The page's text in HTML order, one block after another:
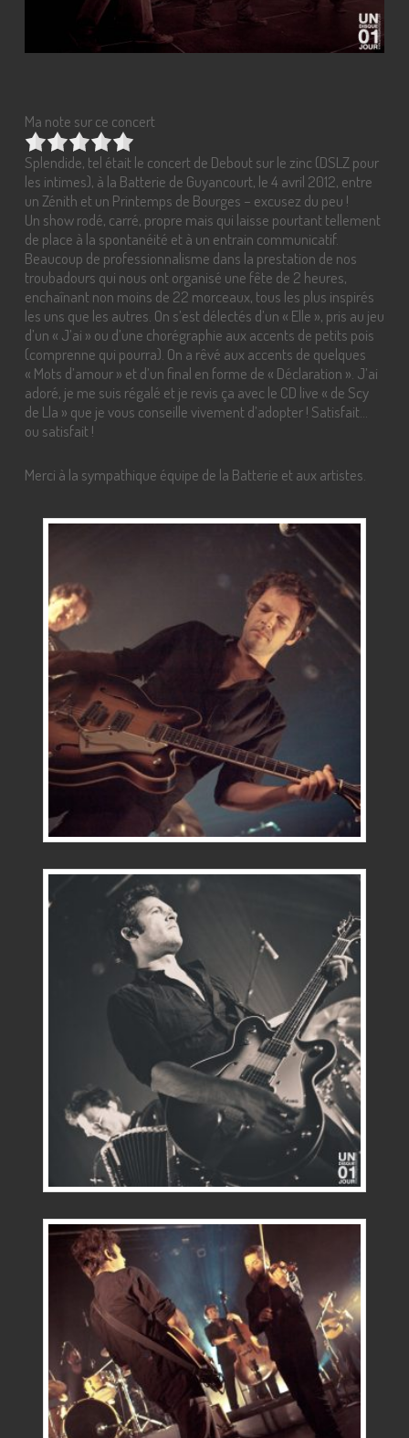
Ma note sur ce concert
Splendide, tel était le concert de Debout sur le zinc (DSLZ pour
les intimes), à la Batterie de Guyancourt, le 4 avril 2012, entre
un Zénith et un Printemps de Bourges – excusez du peu !
Un show rodé, carré, propre mais qui laisse pourtant tellement
de place à la spontanéité et à un entrain communicatif.
Beaucoup de professionnalisme dans la prestation de nos
troubadours qui nous ont organisé une fête de 2 heures,
enchaînant non moins de 22 morceaux, tous les plus inspirés
les uns que les autres. On s’est délectés d’un « Elle », pris au jeu
d’un « J’ai » ou d’une chorégraphie aux accents de petits pois
(comprenne qui pourra). On a rêvé aux accents de quelques
« Mots d’amour » et d’un final en forme de « Déclaration ». J’ai
adoré, je me suis régalé et je revis ça avec le CD live « de Scy
de Lla » que je vous conseille vivement d’adopter ! Satisfait…
ou satisfait !
Merci à la sympathique équipe de la Batterie et aux artistes.